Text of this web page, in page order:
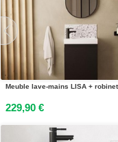
229,90 €